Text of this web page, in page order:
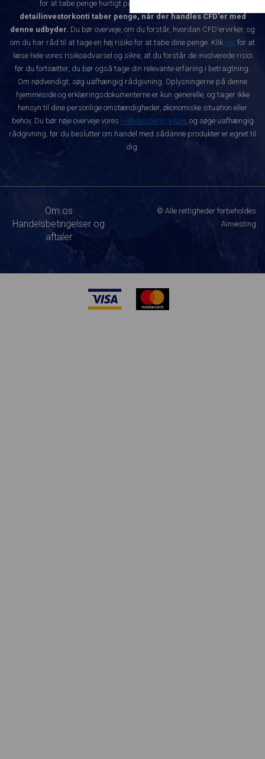
for at tabe penge hurtigt på grund af gearing.
detailinvestorkonti taber penge, når der handles CFD'er med
denne udbyder. Du bør overveje, om du forstår, hvordan CFD'ervirker, og
om du har råd til at tage en høj risiko for at tabe dine penge. Klik her for at
læse hele vores risikoadvarsel og sikre, at du forstår de involverede risici
før du fortsætter, du bør også tage din relevante erfaring i betragtning.
Om nødvendigt, søg uafhængig rådgivning. Oplysningerne på denne
hjemmeside og erklæringsdokumenterne er kun generelle, og tager ikke
hensyn til dine personlige omstændigheder, økonomiske situation eller
behov. Du bør nøje overveje vores Handelsbetingelser, og søge uafhængig
rådgivning, før du beslutter om handel med sådanne produkter er egnet til
dig.
Om os
Handelsbetingelser og
aftaler
© Alle rettigheder forbeholdes
Ainvesting